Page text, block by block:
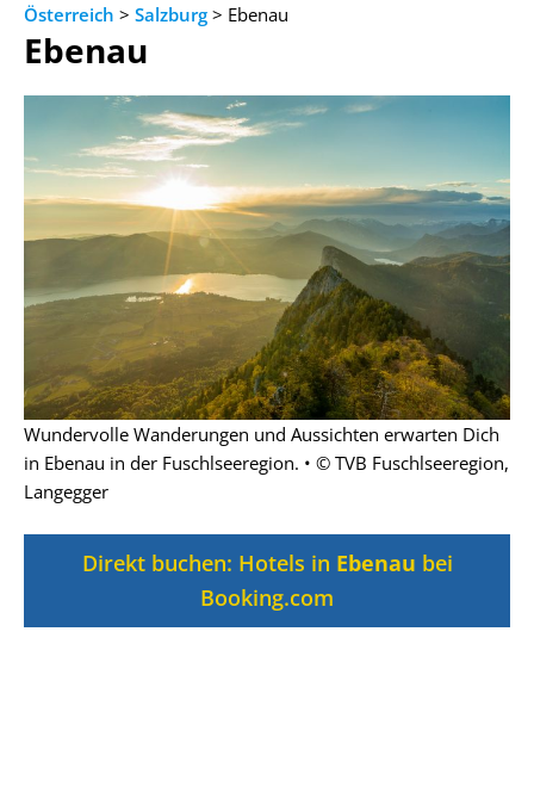
Österreich > Salzburg > Ebenau
Ebenau
Wundervolle Wanderungen und Aussichten erwarten Dich
in Ebenau in der Fuschlseeregion. • © TVB Fuschlseeregion,
Langegger
Direkt buchen: Hotels in Ebenau bei
Booking.com